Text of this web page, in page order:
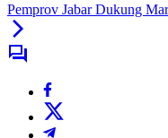
Pemprov Jabar Dukung